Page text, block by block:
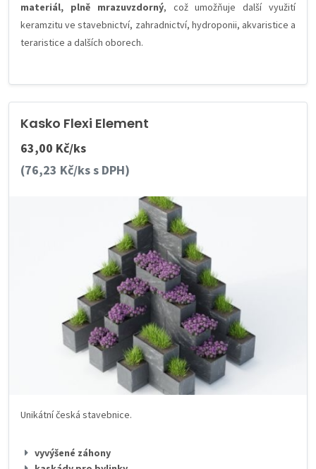
materiál, plně mrazuvzdorný, což umožňuje další využití
keramzitu ve stavebnictví, zahradnictví, hydroponii, akvaristice a
teraristice a dalších oborech.
Kasko Flexi Element
63,00 Kč/ks
(76,23 Kč/ks s DPH)
Unikátní česká stavebnice.
vyvýšené záhony